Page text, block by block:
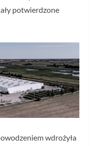
potwierdzone
wdrożyła